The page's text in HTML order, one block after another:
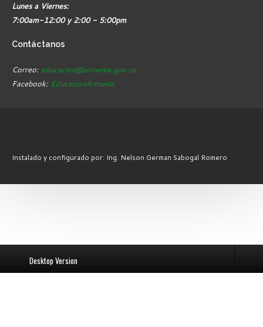
Lunes a Viernes:
7:00am-12:00 y 2:00 - 5:00pm
Contáctanos
Correo: educacion@armenia.gov.co
Facebook: EducacionArmenia
Instalado y configurado por: Ing. Nelson German Sabogal Romero
Desktop Version